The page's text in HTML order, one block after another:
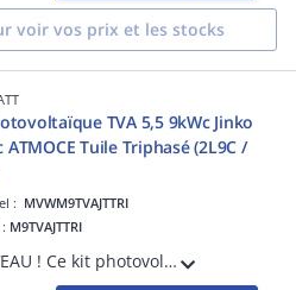
voir vos prix et les stocks
TVA 5,5 9kWc Jinko
ATMOCE Tuile Triphasé (2L9C /
: MVWM9TVAJTTRI
M9TVAJTTRI
NOUVEAU ! Ce kit photovoltaïque (compatible TVA 5,5%) Jinko x ATMOCE de 9kWc Triphasé comprend : - 18 modules Jinko Solar 500Wc Biverre Bifacial Garantie 25 ans éligible TVA 5,5% - 9 micro-onduleurs MI-1000 (1 pour 2) garantie 15 ans - 9 câ